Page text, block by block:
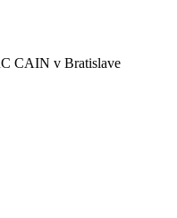
CAIN v Bratislave